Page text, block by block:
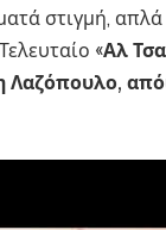
στιγμή, απλά
«Αλ
Λαζόπουλο,